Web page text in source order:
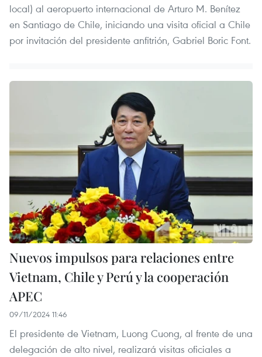
local) al aeropuerto internacional de Arturo M. Benítez
en Santiago de Chile, iniciando una visita oficial a Chile
por invitación del presidente anfitrión, Gabriel Boric Font.
Nuevos impulsos para relaciones entre
Vietnam, Chile y Perú y la cooperación
APEC
09/11/2024 11:46
El presidente de Vietnam, Luong Cuong, al frente de una
delegación de alto nivel, realizará visitas oficiales a